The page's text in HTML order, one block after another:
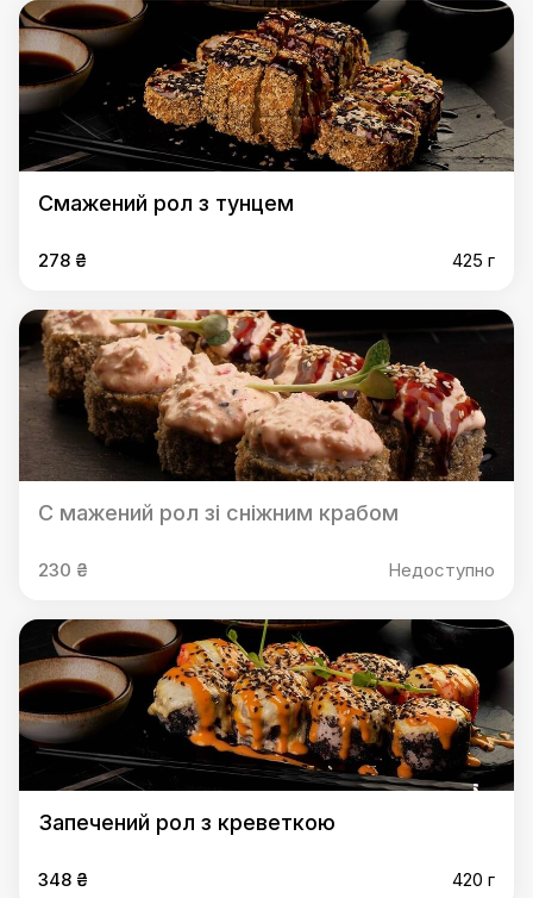
Смажений рол з тунцем
278 ₴ 425 г
С мажений рол зі сніжним крабом
230 ₴ Недоступно
Запечений рол з креветкою
348 ₴ 420 г